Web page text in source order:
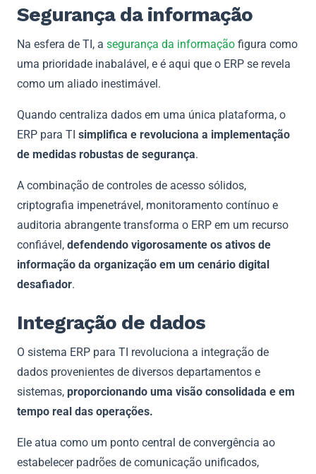
Segurança da informação
Na esfera de TI, a segurança da informação figura como
uma prioridade inabalável, e é aqui que o ERP se revela
como um aliado inestimável.
Quando centraliza dados em uma única plataforma, o
ERP para TI simplifica e revoluciona a implementação
de medidas robustas de segurança.
A combinação de controles de acesso sólidos,
criptografia impenetrável, monitoramento contínuo e
auditoria abrangente transforma o ERP em um recurso
confiável, defendendo vigorosamente os ativos de
informação da organização em um cenário digital
desafiador.
Integração de dados
O sistema ERP para TI revoluciona a integração de
dados provenientes de diversos departamentos e
sistemas, proporcionando uma visão consolidada e em
tempo real das operações.
Ele atua como um ponto central de convergência ao
estabelecer padrões de comunicação unificados,